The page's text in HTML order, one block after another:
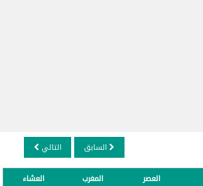
السابق التالي
العصر المغرب
العشاء